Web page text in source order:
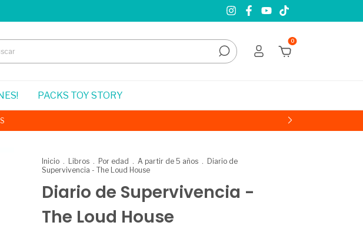
0
PACKS TOY STORY
Inicio . Libros . Por edad . A partir de 5 años . Diario de
Supervivencia - The Loud House
Diario de Supervivencia -
The Loud House